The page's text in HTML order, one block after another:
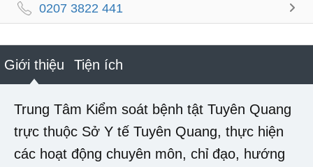
0207 3822 441
Giới thiệu Tiện ích
Trung Tâm Kiểm soát bệnh tật Tuyên Quang
trực thuộc Sở Y tế Tuyên Quang, thực hiện
các hoạt động chuyên môn, chỉ đạo, hướng